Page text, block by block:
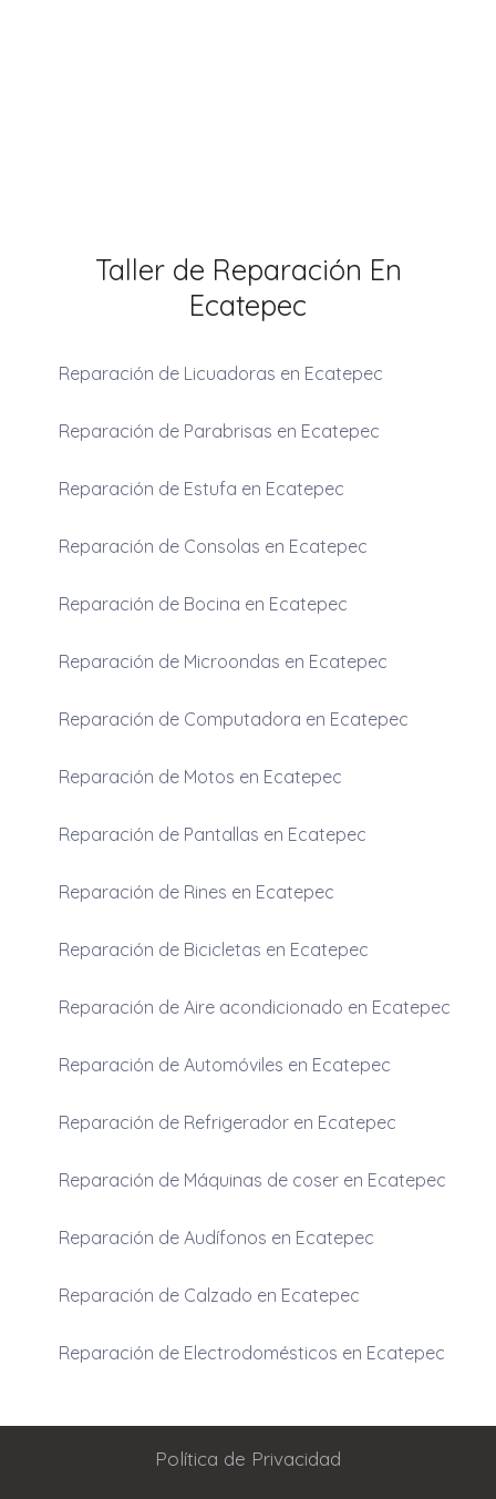
Taller de Reparación En
Ecatepec
Reparación de Licuadoras en Ecatepec
Reparación de Parabrisas en Ecatepec
Reparación de Estufa en Ecatepec
Reparación de Consolas en Ecatepec
Reparación de Bocina en Ecatepec
Reparación de Microondas en Ecatepec
Reparación de Computadora en Ecatepec
Reparación de Motos en Ecatepec
Reparación de Pantallas en Ecatepec
Reparación de Rines en Ecatepec
Reparación de Bicicletas en Ecatepec
Reparación de Aire acondicionado en Ecatepec
Reparación de Automóviles en Ecatepec
Reparación de Refrigerador en Ecatepec
Reparación de Máquinas de coser en Ecatepec
Reparación de Audífonos en Ecatepec
Reparación de Calzado en Ecatepec
Reparación de Electrodomésticos en Ecatepec
Política de Privacidad